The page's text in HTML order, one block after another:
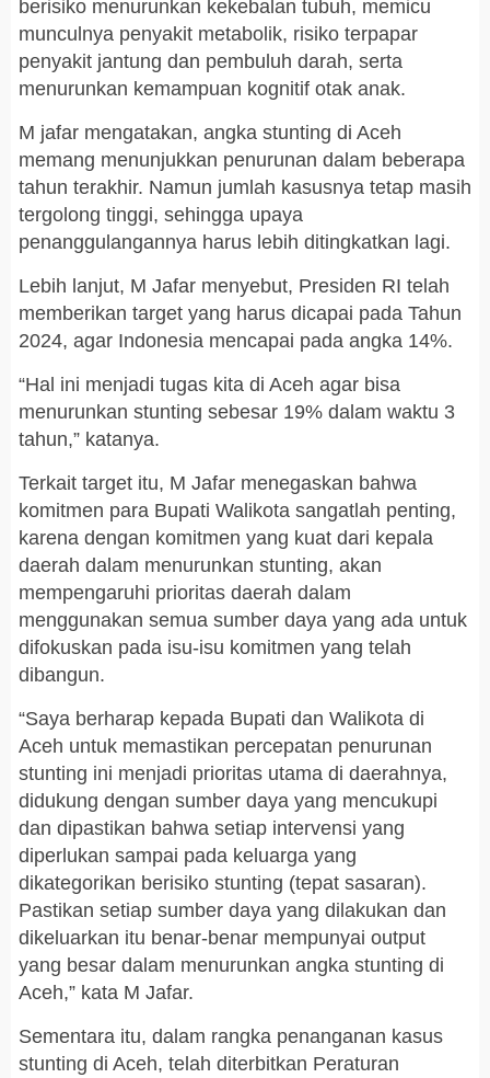
berisiko menurunkan kekebalan tubuh, memicu
munculnya penyakit metabolik, risiko terpapar
penyakit jantung dan pembuluh darah, serta
menurunkan kemampuan kognitif otak anak.
M jafar mengatakan, angka stunting di Aceh
memang menunjukkan penurunan dalam beberapa
tahun terakhir. Namun jumlah kasusnya tetap masih
tergolong tinggi, sehingga upaya
penanggulangannya harus lebih ditingkatkan lagi.
Lebih lanjut, M Jafar menyebut, Presiden RI telah
memberikan target yang harus dicapai pada Tahun
2024, agar Indonesia mencapai pada angka 14%.
“Hal ini menjadi tugas kita di Aceh agar bisa
menurunkan stunting sebesar 19% dalam waktu 3
tahun,” katanya.
Terkait target itu, M Jafar menegaskan bahwa
komitmen para Bupati Walikota sangatlah penting,
karena dengan komitmen yang kuat dari kepala
daerah dalam menurunkan stunting, akan
mempengaruhi prioritas daerah dalam
menggunakan semua sumber daya yang ada untuk
difokuskan pada isu-isu komitmen yang telah
dibangun.
“Saya berharap kepada Bupati dan Walikota di
Aceh untuk memastikan percepatan penurunan
stunting ini menjadi prioritas utama di daerahnya,
didukung dengan sumber daya yang mencukupi
dan dipastikan bahwa setiap intervensi yang
diperlukan sampai pada keluarga yang
dikategorikan berisiko stunting (tepat sasaran).
Pastikan setiap sumber daya yang dilakukan dan
dikeluarkan itu benar-benar mempunyai output
yang besar dalam menurunkan angka stunting di
Aceh,” kata M Jafar.
Sementara itu, dalam rangka penanganan kasus
stunting di Aceh, telah diterbitkan Peraturan